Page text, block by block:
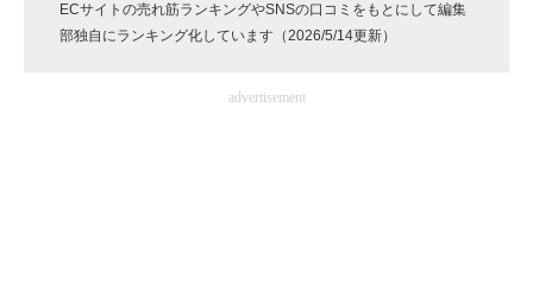
製造業のIT導入・活用を支援
ECサイトの売れ筋ランキングやSNSの口コミをもとにして編集
部独自にランキング化しています（2026/5/14更新）
advertisement